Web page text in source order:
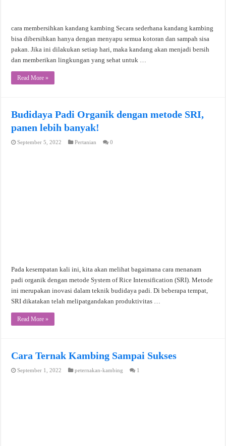
cara membersihkan kandang kambing Secara sederhana kandang kambing
bisa dibersihkan hanya dengan menyapu semua kotoran dan sampah sisa
pakan. Jika ini dilakukan setiap hari, maka kandang akan menjadi bersih
dan memberikan lingkungan yang sehat untuk …
Read More »
Budidaya Padi Organik dengan metode SRI,
panen lebih banyak!
September 5, 2022 Pertanian 0
Pada kesempatan kali ini, kita akan melihat bagaimana cara menanam
padi organik dengan metode System of Rice Intensification (SRI). Metode
ini merupakan inovasi dalam teknik budidaya padi. Di beberapa tempat,
SRI dikatakan telah melipatgandakan produktivitas …
Read More »
Cara Ternak Kambing Sampai Sukses
September 1, 2022 peternakan-kambing 1